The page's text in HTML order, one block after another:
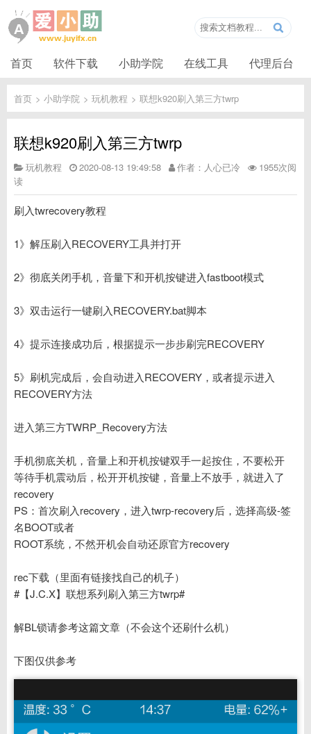
首页 软件下载 小助学院 在线工具 代理后台
首页 > 小助学院 > 玩机教程 > 联想k920刷入第三方twrp
联想k920刷入第三方twrp
玩机教程 2020-08-13 19:49:58 作者：人心已冷
1955次阅
读
刷入twrecovery教程
1》解压刷入RECOVERY工具并打开
2》彻底关闭手机，音量下和开机按键进入fastboot模式
3》双击运行一键刷入RECOVERY.bat脚本
4》提示连接成功后，根据提示一步步刷完RECOVERY
5》刷机完成后，会自动进入RECOVERY，或者提示进入
RECOVERY方法
进入第三方TWRP_Recovery方法
手机彻底关机，音量上和开机按键双手一起按住，不要松开
等待手机震动后，松开开机按键，音量上不放手，就进入了
recovery
PS：首次刷入recovery，进入twrp-recovery后，选择高级-签
名BOOT或者
ROOT系统，不然开机会自动还原官方recovery
rec下载（里面有链接找自己的机子）
#【J.C.X】联想系列刷入第三方twrp#
解BL锁请参考这篇文章（不会这个还刷什么机）
下图仅供参考